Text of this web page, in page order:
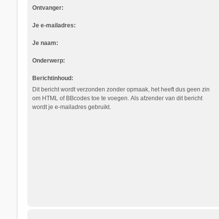
Ontvanger:
Je e-mailadres:
Je naam:
Onderwerp:
Berichtinhoud:
Dit bericht wordt verzonden zonder opmaak, het heeft dus geen zin
om HTML of BBcodes toe te voegen. Als afzender van dit bericht
wordt je e-mailadres gebruikt.